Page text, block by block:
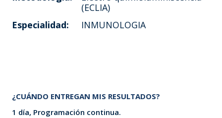
(ECLIA)
Especialidad:
INMUNOLOGIA
¿CUÁNDO ENTREGAN MIS RESULTADOS?
1 día, Programación continua.